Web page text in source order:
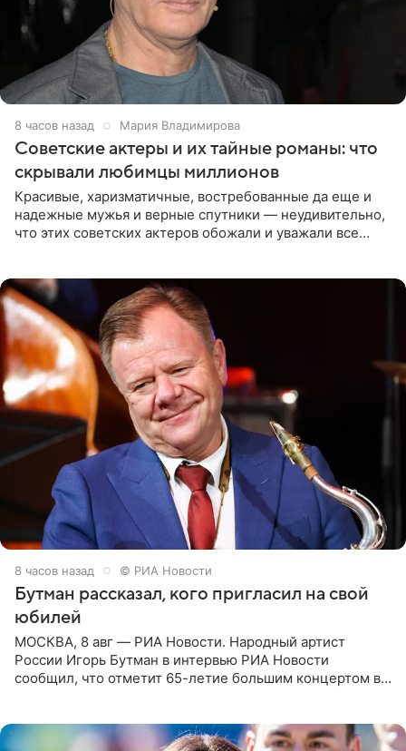
8 часов назад Мария Владимирова
Советские актеры и их тайные романы: что
скрывали любимцы миллионов
Красивые, харизматичные, востребованные да еще и
надежные мужья и верные спутники — неудивительно,
что этих советских актеров обожали и уважали все
8 часов назад © РИА Новости
Бутман рассказал, кого пригласил на свой
юбилей
МОСКВА, 8 авг — РИА Новости. Народный артист
России Игорь Бутман в интервью РИА Новости
сообщил, что отметит 65-летие большим концертом в